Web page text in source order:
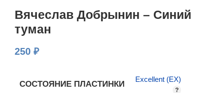
Вячеслав Добрынин – Синий
туман
250 ₽
СОСТОЯНИЕ ПЛАСТИНКИ
Excellent (EX)